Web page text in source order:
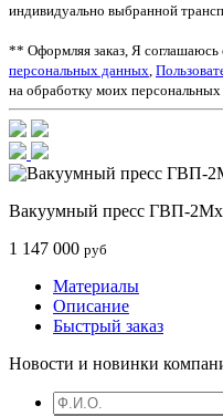
индивидуально выбранной
** Оформляя заказ, Я соглашаюсь
персональных данных
на обработку моих персональных
Вакуумный пресс ГВП-
1 147 000 руб
Материалы
Описание
Быстрый заказ
Новости и новинки